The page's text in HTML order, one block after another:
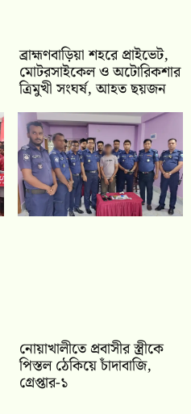
ব্রাহ্মণবাড়িয়া শহরে প্রাইভেট,
মোটরসাইকেল ও অটোরিকশার
ত্রিমুখী সংঘর্ষ, আহত ছয়জন
নোয়াখালীতে প্রবাসীর স্ত্রীকে
পিস্তল ঠেকিয়ে চাঁদাবাজি,
গ্রেপ্তার-১